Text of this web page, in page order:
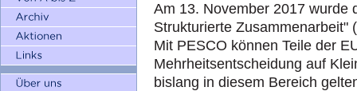
Am 13. November 2017 wurde
Strukturierte Zusammenarbeit"
Mit PESCO können Teile der
Mehrheitsentscheidung auf
bislang in diesem Bereich